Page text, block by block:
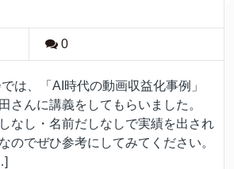
0
は、「AI時代の動画収益化事例」
さんに講義をしてもらいました。
なし・名前だしなしで実績を出され
のでぜひ参考にしてみてください。